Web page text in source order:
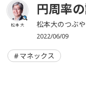
松本 大
円周率
松本大のつぶ
2022/06/09
マネックス